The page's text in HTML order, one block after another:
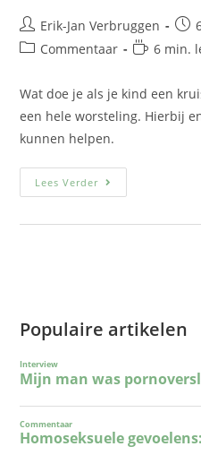
Erik-Jan Verbruggen
Commentaar
6 min.
Wat doe je als je kind een
een hele worsteling. Hierbij
kunnen helpen.
Lees Verder
Populaire artikelen